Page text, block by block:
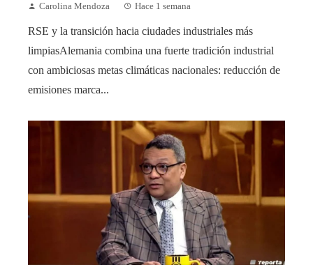
Carolina Mendoza Hace 1 semana
RSE y la transición hacia ciudades industriales más
limpiasAlemania combina una fuerte tradición industrial
con ambiciosas metas climáticas nacionales: reducción de
emisiones marca...